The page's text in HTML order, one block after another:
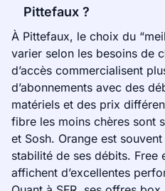
Pittefaux ?
À Pittefaux, le choix du
varier selon les besoins de
d’accès commercialisent
d’abonnements avec des
matériels et des prix
fibre les moins chères sont
et Sosh. Orange est
stabilité de ses débits. Free
affichent d’excellentes